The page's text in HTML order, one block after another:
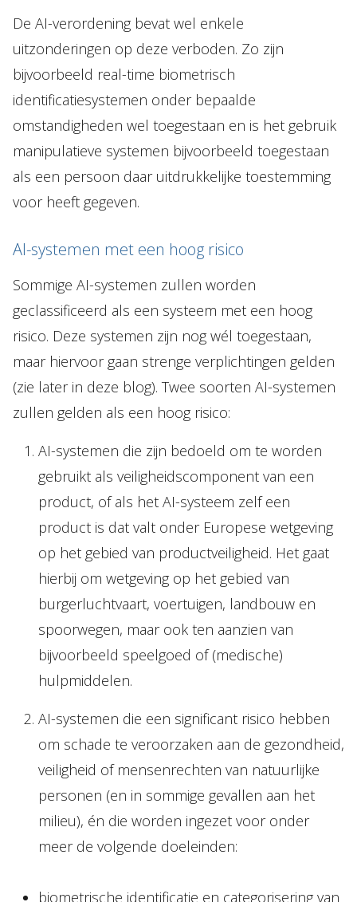
De AI-verordening bevat wel enkele
uitzonderingen op deze verboden. Zo zijn
bijvoorbeeld real-time biometrisch
identificatiesystemen onder bepaalde
omstandigheden wel toegestaan en is het gebruik
manipulatieve systemen bijvoorbeeld toegestaan
als een persoon daar uitdrukkelijke toestemming
voor heeft gegeven.
AI-systemen met een hoog risico
Sommige AI-systemen zullen worden
geclassificeerd als een systeem met een hoog
risico. Deze systemen zijn nog wél toegestaan,
maar hiervoor gaan strenge verplichtingen gelden
(zie later in deze blog). Twee soorten AI-systemen
zullen gelden als een hoog risico:
AI-systemen die zijn bedoeld om te worden
gebruikt als veiligheidscomponent van een
product, of als het AI-systeem zelf een
product is dat valt onder Europese wetgeving
op het gebied van productveiligheid. Het gaat
hierbij om wetgeving op het gebied van
burgerluchtvaart, voertuigen, landbouw en
spoorwegen, maar ook ten aanzien van
bijvoorbeeld speelgoed of (medische)
hulpmiddelen.
AI-systemen die een significant risico hebben
om schade te veroorzaken aan de gezondheid,
veiligheid of mensenrechten van natuurlijke
personen (en in sommige gevallen aan het
milieu), én die worden ingezet voor onder
meer de volgende doeleinden:
biometrische identificatie en categorisering van